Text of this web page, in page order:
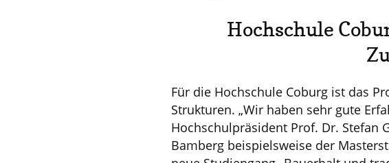
Hochschule
Für die Hochschule Coburg ist das
Strukturen. „Wir haben sehr gute
Hochschulpräsident Prof. Dr. Stefan
Bamberg beispielsweise der